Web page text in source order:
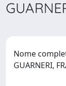
Nome
GUARNERI,